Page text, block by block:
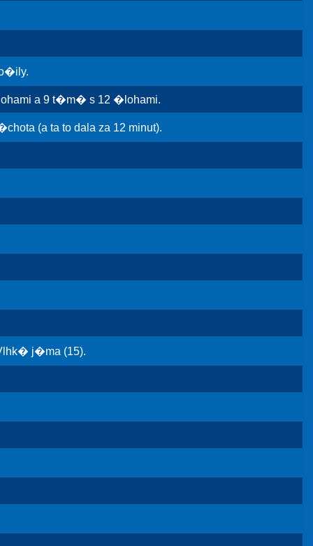
a 9 t�m� s 12 �lohami.
(a ta to dala za 12 minut).
j�ma (15).